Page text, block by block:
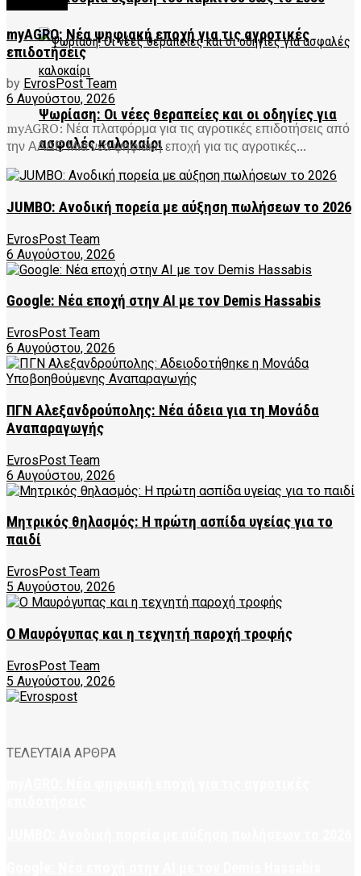
Ψωρίαση: Οι νέες θεραπείες και οι οδηγίες για
ασφαλές καλοκαίρι
myAGRO: Νέα ψηφιακή εποχή για τις αγροτικές
επιδοτήσεις
by EvrosPost Team
6 Αυγούστου, 2026
myAGRO: Νέα πλατφόρμα για τις αγροτικές επιδοτήσεις από
την ΑΑΔΕ Μια νέα ψηφιακή εποχή για τις αγροτικές...
JUMBO: Ανοδική πορεία με αύξηση πωλήσεων το 2026
EvrosPost Team
6 Αυγούστου, 2026
Google: Νέα εποχή στην AI με τον Demis Hassabis
EvrosPost Team
6 Αυγούστου, 2026
ΠΓΝ Αλεξανδρούπολης: Νέα άδεια για τη Μονάδα
Αναπαραγωγής
EvrosPost Team
6 Αυγούστου, 2026
Μητρικός θηλασμός: Η πρώτη ασπίδα υγείας για το
παιδί
EvrosPost Team
5 Αυγούστου, 2026
Ο Μαυρόγυπας και η τεχνητή παροχή τροφής
EvrosPost Team
5 Αυγούστου, 2026
ΤΕΛΕΥΤΑΙΑ ΑΡΘΡΑ